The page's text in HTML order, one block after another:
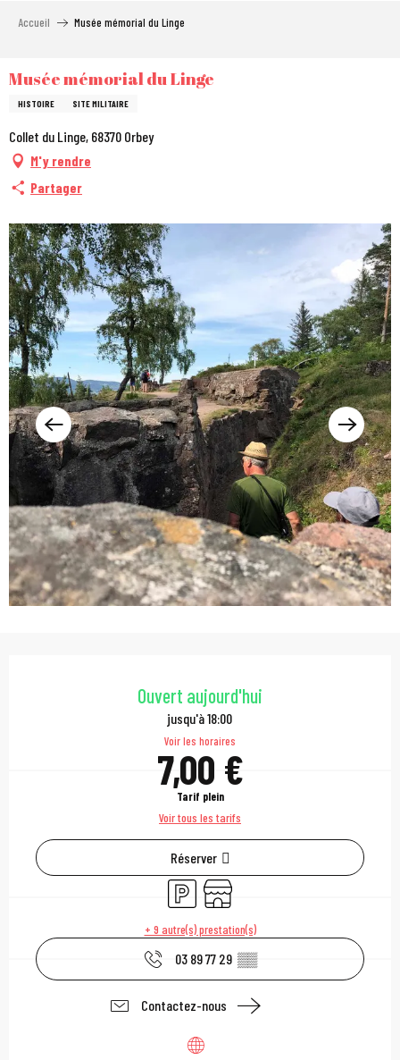
principal
Accueil Musée mémorial du Linge
Musée mémorial du Linge
HISTOIRE SITE MILITAIRE
Collet du Linge, 68370 Orbey
M'y rendre
Partager
Ouverture et
Ouvert aujourd'hui
jusqu'à 18:00
Voir les horaires
7,00 €
Tarif plein
Voir tous les tarifs
Réserver
Parking Boutique
+ 9 autre(s) prestation(s)
03 89 77 29 ▒▒
Contactez-nous